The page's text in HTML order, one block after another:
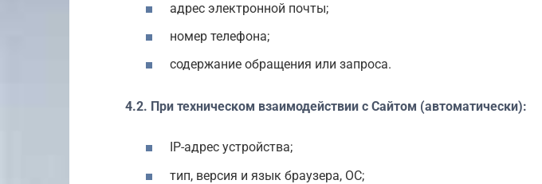
адрес электронной почты;
номер телефона;
содержание обращения или запроса.
4.2. При техническом взаимодействии с Сайтом (автоматически):
IP-адрес устройства;
тип, версия и язык браузера, ОС;